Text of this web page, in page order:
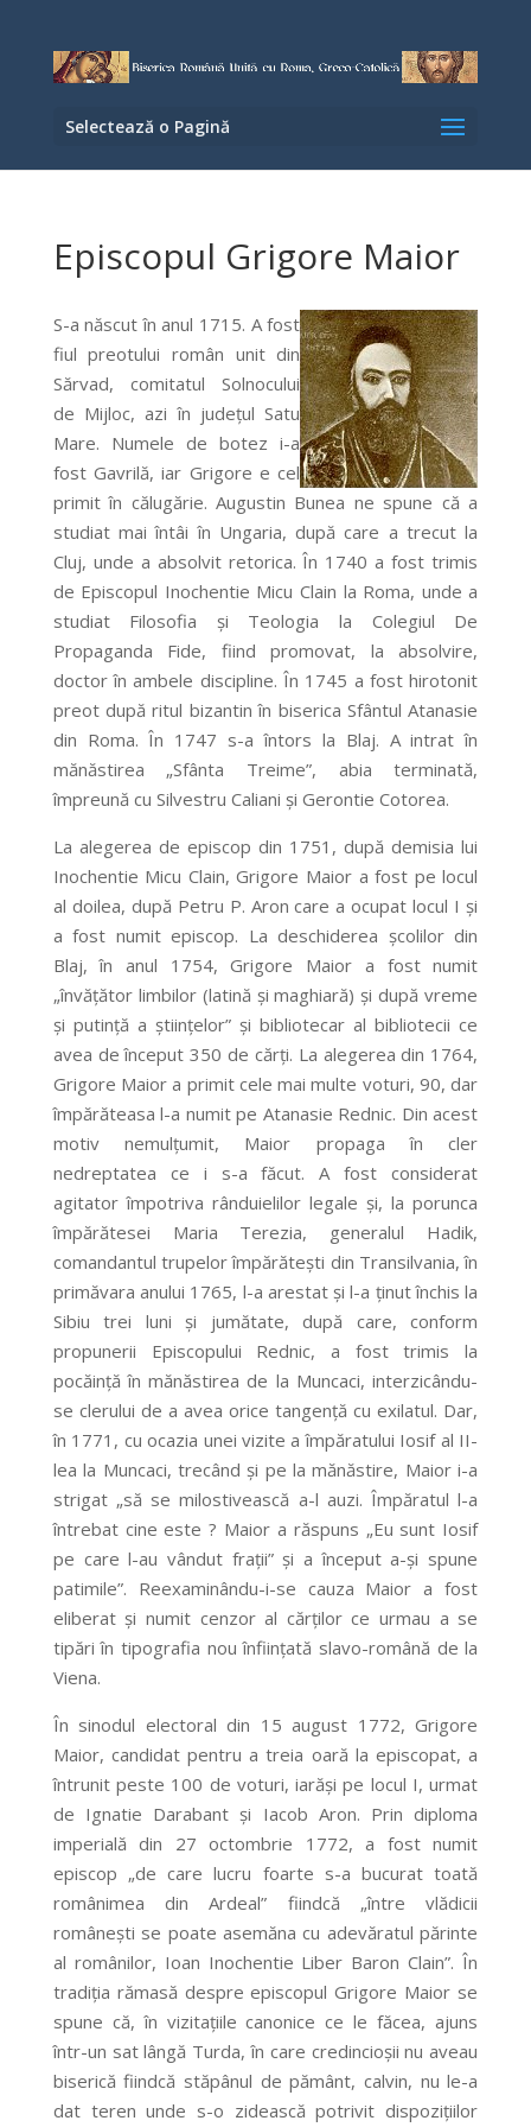
Selectează o Pagină
Episcopul Grigore Maior
S-a născut în anul 1715. A fost
fiul preotului român unit din
Sărvad, comitatul Solnocului
de Mijloc, azi în judeţul Satu
Mare. Numele de botez i-a
fost Gavrilă, iar Grigore e cel
primit în călugărie. Augustin Bunea ne spune că a
studiat mai întâi în Ungaria, după care a trecut la
Cluj, unde a absolvit retorica. În 1740 a fost trimis
de Episcopul Inochentie Micu Clain la Roma, unde a
studiat Filosofia şi Teologia la Colegiul De
Propaganda Fide, fiind promovat, la absolvire,
doctor în ambele discipline. În 1745 a fost hirotonit
preot după ritul bizantin în biserica Sfântul Atanasie
din Roma. În 1747 s-a întors la Blaj. A intrat în
mănăstirea „Sfânta Treime”, abia terminată,
împreună cu Silvestru Caliani şi Gerontie Cotorea.
La alegerea de episcop din 1751, după demisia lui
Inochentie Micu Clain, Grigore Maior a fost pe locul
al doilea, după Petru P. Aron care a ocupat locul I şi
a fost numit episcop. La deschiderea şcolilor din
Blaj, în anul 1754, Grigore Maior a fost numit
„învăţător limbilor (latină şi maghiară) şi după vreme
şi putinţă a ştiinţelor” şi bibliotecar al bibliotecii ce
avea de început 350 de cărţi. La alegerea din 1764,
Grigore Maior a primit cele mai multe voturi, 90, dar
împărăteasa l-a numit pe Atanasie Rednic. Din acest
motiv nemulţumit, Maior propaga în cler
nedreptatea ce i s-a făcut. A fost considerat
agitator împotriva rânduielilor legale şi, la porunca
împărătesei Maria Terezia, generalul Hadik,
comandantul trupelor împărăteşti din Transilvania, în
primăvara anului 1765, l-a arestat şi l-a ţinut închis la
Sibiu trei luni şi jumătate, după care, conform
propunerii Episcopului Rednic, a fost trimis la
pocăinţă în mănăstirea de la Muncaci, interzicându-
se clerului de a avea orice tangenţă cu exilatul. Dar,
în 1771, cu ocazia unei vizite a împăratului Iosif al II-
lea la Muncaci, trecând şi pe la mănăstire, Maior i-a
strigat „să se milostivească a-l auzi. Împăratul l-a
întrebat cine este ? Maior a răspuns „Eu sunt Iosif
pe care l-au vândut fraţii” şi a început a-şi spune
patimile”. Reexaminându-i-se cauza Maior a fost
eliberat şi numit cenzor al cărţilor ce urmau a se
tipări în tipografia nou înfiinţată slavo-română de la
Viena.
În sinodul electoral din 15 august 1772, Grigore
Maior, candidat pentru a treia oară la episcopat, a
întrunit peste 100 de voturi, iarăşi pe locul I, urmat
de Ignatie Darabant şi Iacob Aron. Prin diploma
imperială din 27 octombrie 1772, a fost numit
episcop „de care lucru foarte s-a bucurat toată
românimea din Ardeal” fiindcă „între vlădicii
româneşti se poate asemăna cu adevăratul părinte
al românilor, Ioan Inochentie Liber Baron Clain”. În
tradiţia rămasă despre episcopul Grigore Maior se
spune că, în vizitaţiile canonice ce le făcea, ajuns
într-un sat lângă Turda, în care credincioşii nu aveau
biserică fiindcă stăpânul de pământ, calvin, nu le-a
dat teren unde s-o zidească potrivit dispoziţiilor